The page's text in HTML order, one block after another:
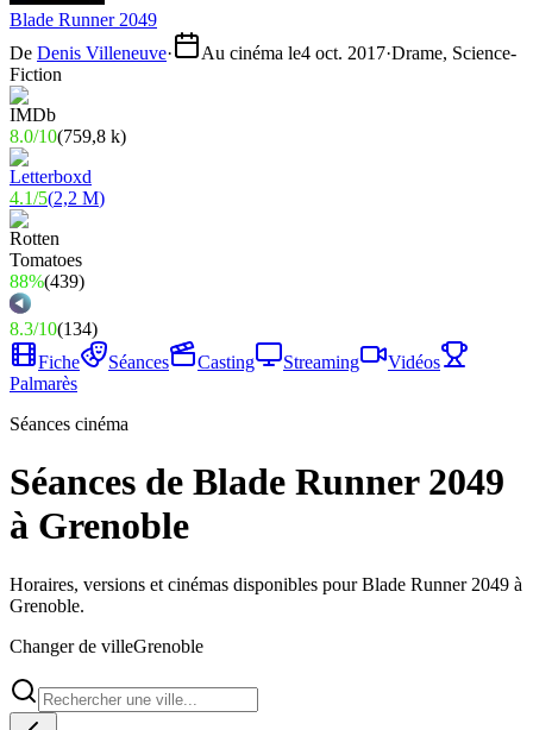
Blade Runner 2049
De Denis Villeneuve· Au cinéma le4 oct. 2017·Drame, Science-
Fiction
8.0/10(759,8 k)
4.1/5(2,2 M)
88%(439)
8.3/10(134)
Fiche
Séances Casting Streaming
Vidéos
Palmarès
Séances cinéma
Séances de Blade Runner 2049
à Grenoble
Horaires, versions et cinémas disponibles pour Blade Runner 2049 à
Grenoble.
Changer de villeGrenoble